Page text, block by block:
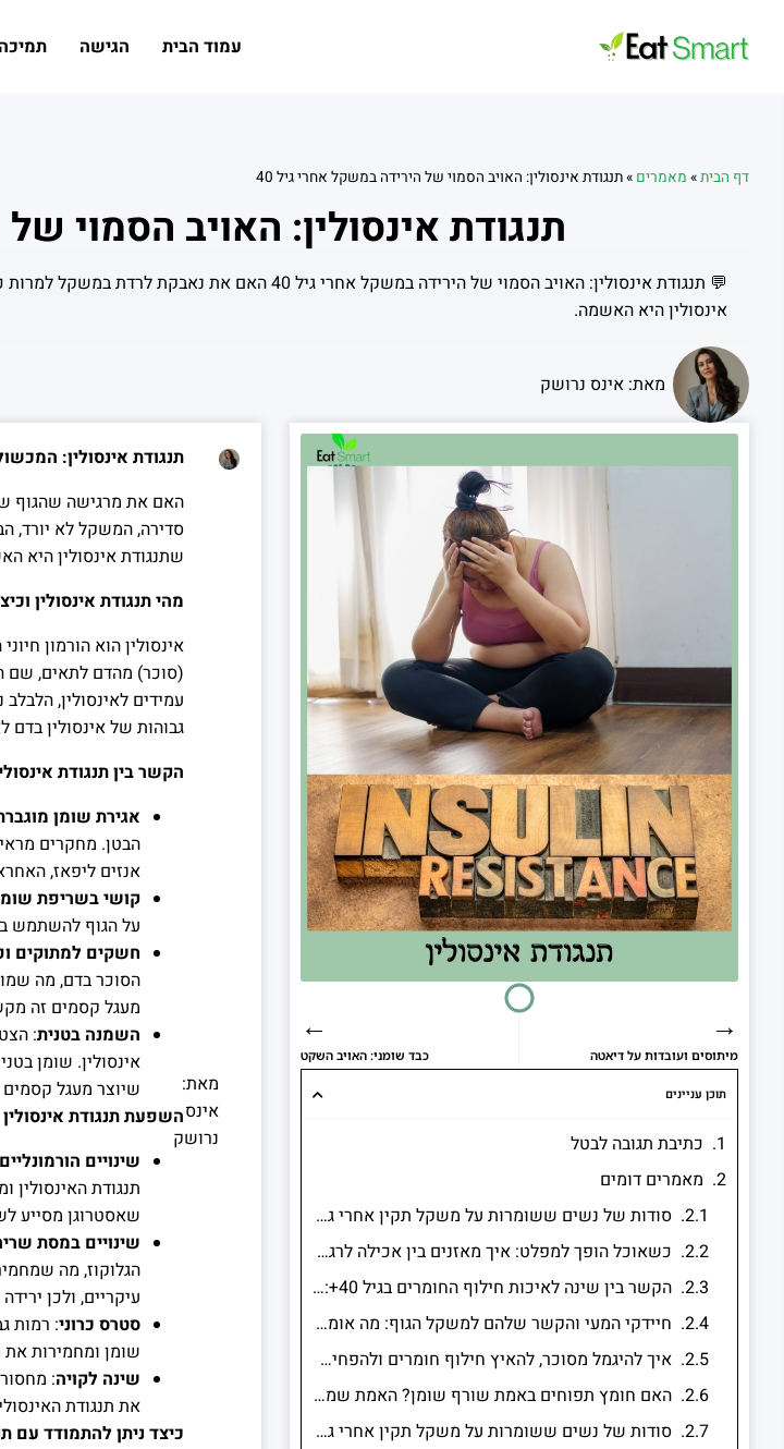
עמוד הבית הגישה תמיכה
דף הבית» מאמרים »תנגודת אינסולין: האויב הסמוי של הירידה במשקל אחרי גיל 40
תנגודת אינסולין: האויב הסמוי של
💬 תנגודת אינסולין: האויב הסמוי של הירידה במשקל
אינסולין היא האשמה.
מאת: אינס נרושק
→
מיתוסים ועובדות על דיאטה
←
כבד שומני: האויב השקט
תוכן עניינים
כתיבת תגובה לבטל
מאמרים דומים
סודות של נשים ששומרות על משקל תקין אחרי גיל 40- מה הן עושות אחרת?
כשאוכל הופך למפלט: איך מאזנים בין אכילה לרגשות?
הקשר בין שינה לאיכות חילוף החומרים בגיל 40+: למה לישון זה לא מותרות אלא משימה מטבולית חשובה
חיידקי המעי והקשר שלהם למשקל הגוף: מה אומר המדע?
איך להיגמל מסוכר, להאיץ חילוף חומרים ולהפחית שומן בטני אחרי גיל 40
האם חומץ תפוחים באמת שורף שומן? האמת שמאחורי הטרנד שכולם מדברים עליו
סודות של נשים ששומרות על משקל תקין אחרי גיל 40- מה הן עושות אחרת?
מאת:
אינס
נרושק
תנגודת אינסולין:
האם את מרגישה שהגוף
סדירה, המשקל לא יורד,
שתנגודת אינסולין היא
מהי תנגודת אינסולין
אינסולין הוא הורמון
(סוכר) מהדם לתאים, שם
עמידים לאינסולין,
גבוהות של אינסולין בדם
הקשר בין תנגודת
אגירת שומן
הבטן. מחקרים
אנזים ליפאז,
קושי בשריפת
על הגוף להשתמש
חשקים למתוקים
הסוכר בדם, מה
מעגל קסמים זה
השמנה בטנית:
אינסולין. שומן
שיוצר מעגל
השפעת תנגודת אינסולין על
שינויים הורמונליים
תנגודת
שאסטרוגן מסייע
שינויים במסת
הגלוקוז, מה
עיקריים, ולכן
סטרס כרוני: רמות
שומן ומחמירות את
שינה לקויה:
את תנגודת
כיצד ניתן להתמודד עם